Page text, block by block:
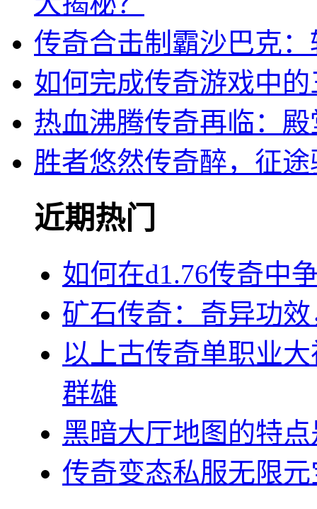
传奇合击制霸沙巴克
如何完成传奇游戏中
热血沸腾传奇再临：
胜者悠然传奇醉，征
近期热门
如何在d1.76传奇中
矿石传奇：奇异功
以上古传奇单职业
群雄
黑暗大厅地图的特
传奇变态私服无限